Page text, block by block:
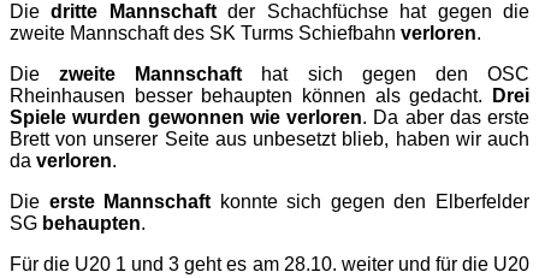
Diedritte Mannschaftder Schachfüchse hat gegen die
zweite Mannschaft des SK Turms Schiefbahn verloren.
Diezweite Mannschaft hat sich gegen den OSC
Rheinhausen besser behaupten können als gedacht.
Drei
Spiele wurden gewonnen wie verloren. Da aber das erste
Brett von unserer Seite aus unbesetzt blieb, haben wir auch
da verloren.
Die erste Mannschaft konnte sich gegen den Elberfelder
SG behaupten.
Für die U20 1 und 3 geht es am 28.10. weiter und für die U20